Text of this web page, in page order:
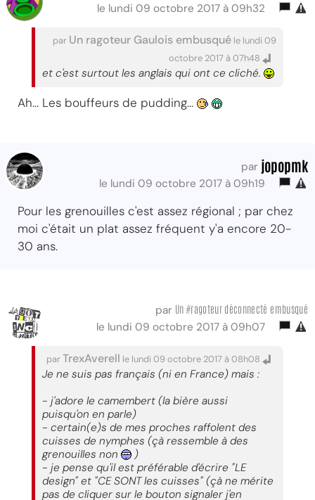
le lundi 09 octobre 2017 à 09h32
par Un ragoteur Gaulois embusqué le lundi 09
octobre 2017 à 07h48
et c'est surtout les anglais qui ont ce cliché.
Ah... Les bouffeurs de pudding...
par jopopmk
le lundi 09 octobre 2017 à 09h19
Pour les grenouilles c'est assez régional ; par chez
moi c'était un plat assez fréquent y'a encore 20-
30 ans.
par Un #ragoteur déconnecté embusqué
le lundi 09 octobre 2017 à 09h07
parTrexAverell le lundi 09 octobre 2017 à 08h08
Je ne suis pas français (ni en France) mais :
- j'adore le camembert (la bière aussi
puisqu'on en parle)
- certain(e)s de mes proches raffolent des
cuisses de nymphes (çà ressemble à des
grenouilles non
)
- je pense qu'il est préférable d'écrire "LE
design" et "CE SONT les cuisses" (çà ne mérite
pas de cliquer sur le bouton signaler j'en